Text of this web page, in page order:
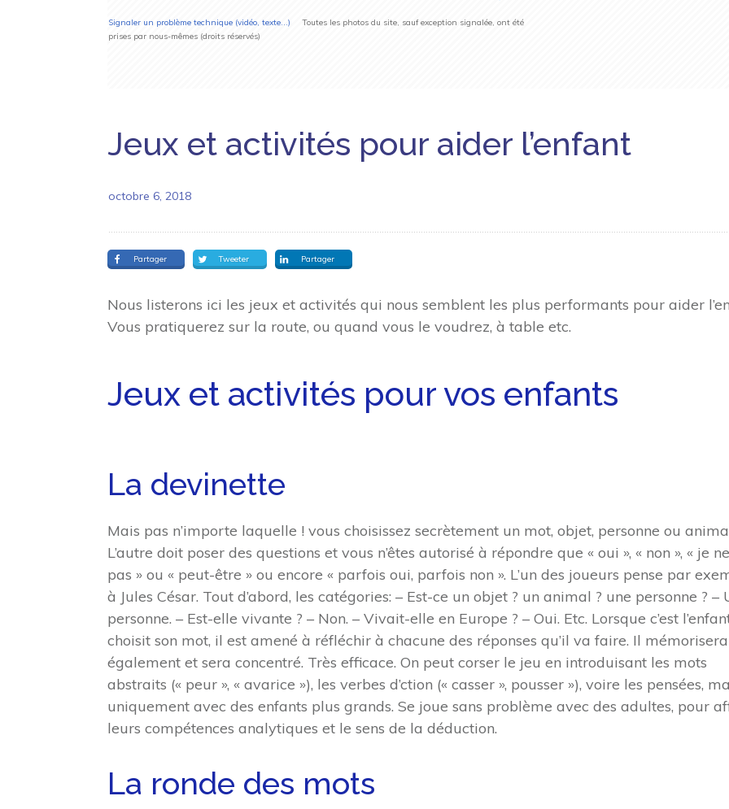
Signaler un problème technique (vidéo, texte...)
Toutes les photos du site, sauf exception signalée, ont été
prises par nous-mêmes (droits réservés)
Jeux et activités pour aider l’enfant
octobre 6, 2018
Partager Tweeter Partager
Nous listerons ici les jeux et activités qui nous semblent les plus performants pour aider
Vous pratiquerez sur la route, ou quand vous le voudrez, à table etc.
Jeux et activités pour vos enfants
La devinette
Mais pas n’importe laquelle ! vous choisissez secrètement un mot, objet, personne ou
L’autre doit poser des questions et vous n’êtes autorisé à répondre que « oui », « non », « je
pas » ou « peut-être » ou encore « parfois oui, parfois non ». L’un des joueurs pense par
à Jules César. Tout d’abord, les catégories: – Est-ce un objet ? un animal ? une personne ? –
personne. – Est-elle vivante ? – Non. – Vivait-elle en Europe ? – Oui. Etc. Lorsque c’est
choisit son mot, il est amené à réfléchir à chacune des réponses qu’il va faire. Il mémorisera
également et sera concentré. Très efficace. On peut corser le jeu en introduisant les mots
abstraits (« peur », « avarice »), les verbes d’ction (« casser », pousser »), voire les pensées,
uniquement avec des enfants plus grands. Se joue sans problème avec des adultes, pour
leurs compétences analytiques et le sens de la déduction.
La ronde des mots